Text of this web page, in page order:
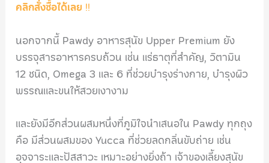
คลิกสั่งซื้อได้เลย !!
นอกจากนี้ Pawdy อาหารสุนัข Upper Premium ยัง
บรรจุสารอาหารครบถ้วน เช่น แร่ธาตุที่สำคัญ, วิตามิน
12 ชนิด, Omega 3 และ 6 ที่ช่วยบำรุงร่างกาย, บำรุงผิว
พรรณและขนให้สวยเงางาม
และยังมีอีกส่วนผสมหนึ่งที่ภูมิใจนำเสนอใน Pawdy ทุกถุง
คือ มีส่วนผสมของ Yucca ที่ช่วยลดกลิ่นขับถ่าย เช่น
อุจจาระและปัสสาวะ เหมาะอย่างยิ่งถ้า เจ้าของเลี้ยงสุนัข